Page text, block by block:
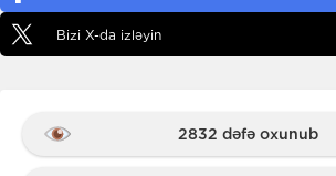
Bizi X-da izləyin
2832 dəfə oxunub